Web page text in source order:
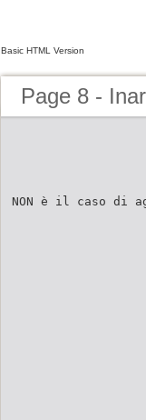
Basic HTML Version
Page 8 -
NON è il caso di